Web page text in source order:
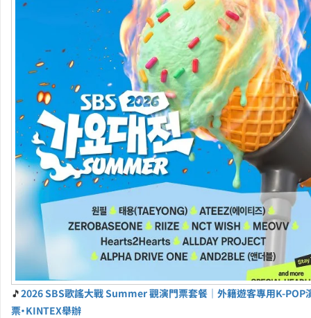
🎵2026 SBS歌謠大戰 Summer 觀演門票套餐｜外籍遊客專用K-POP
票・KINTEX舉辦